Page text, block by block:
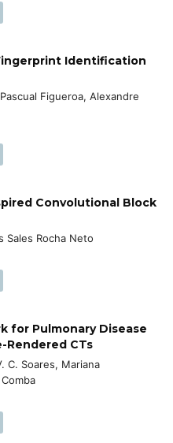
Identification
Figueroa, Alexandre
Convolutional Block
Sales Rocha Neto
for Pulmonary Disease
Rendered CTs
C. Soares, Mariana